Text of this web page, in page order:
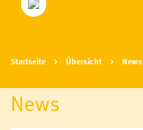
Startseite Übersicht News
News